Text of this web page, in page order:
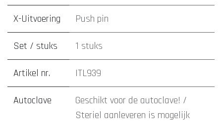
X-Uitvoering Push pin
Set / stuks 1 stuks
Artikel nr. ITL939
Autoclave
Geschikt voor de autoclave! /
Steriel aanleveren is mogelijk